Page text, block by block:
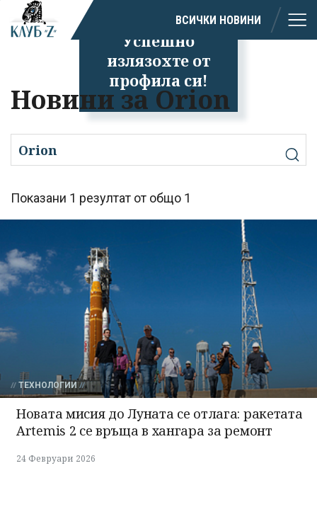
Успешно
излязохте от
профила си!
ВСИЧКИ НОВИНИ
Новини за Orion
Показани 1 резултат от общо 1
ТЕХНОЛОГИИ
Новата мисия до Луната се отлага: ракетата
Artemis 2 се връща в хангара за ремонт
24 Февруари 2026